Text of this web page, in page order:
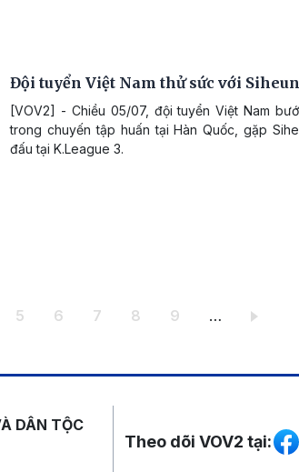
Đội tuyển Việt Nam thử sức với
[VOV2] - Chiều 05/07, đội tuyển Việt Nam
trong chuyến tập huấn tại Hàn Quốc, gặp
đấu tại K.League 3.
Trang
5 Trang
6 Trang
7 Trang
8 Trang
9 …
DÂN TỘC
Mạng xã hội
Theo dõi VOV2 tại: